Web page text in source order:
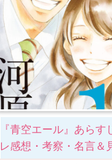
『青空エール』あら
レ感想・考察・名言＆